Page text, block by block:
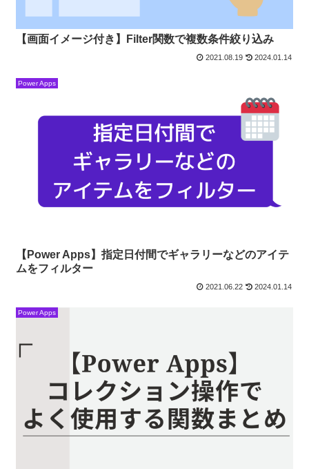
【画面イメージ付き】Filter関数で複数条件絞り込み
2021.08.19 2024.01.14
Power Apps
【Power Apps】指定日付間でギャラリーなどのアイテ
ムをフィルター
2021.06.22 2024.01.14
Power Apps